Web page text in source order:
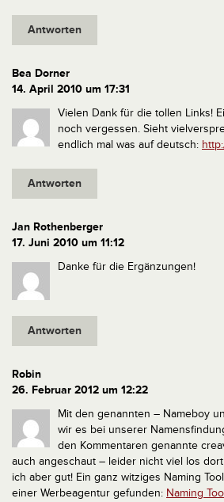
Antworten
Bea Dorner
14. April 2010 um 17:31
Vielen Dank für die tollen Links!
noch vergessen. Sieht
endlich mal was auf deutsch:
Antworten
Jan Rothenberger
17. Juni 2010 um 11:12
Danke für die Ergänzungen!
Antworten
Robin
26. Februar 2012 um 12:22
Mit den genannten – Nameboy
wir es bei unserer
den Kommentaren genannte
auch angeschaut – leider nicht viel los
ich aber gut! Ein ganz witziges Naming
einer Werbeagentur gefunden: Naming